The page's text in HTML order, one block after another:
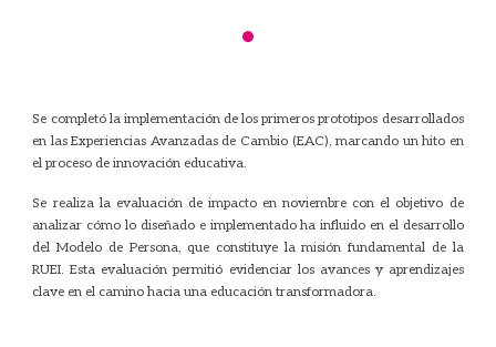
·
Se completó la implementación de los primeros prototipos desarrollados
en las Experiencias Avanzadas de Cambio (EAC), marcando un hito en
el proceso de innovación educativa.
Se realiza la evaluación de impacto en noviembre con el objetivo de
analizar cómo lo diseñado e implementado ha influido en el desarrollo
del Modelo de Persona, que constituye la misión fundamental de la
RUEI. Esta evaluación permitió evidenciar los avances y aprendizajes
clave en el camino hacia una educación transformadora.